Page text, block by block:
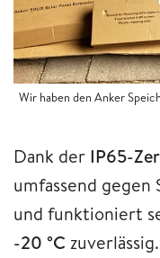
Wir haben den Anker
Dank der IP65-
umfassend gegen
und funktioniert
-20 °C